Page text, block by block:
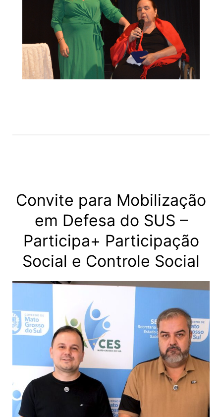
Convite para Mobilização
em Defesa do SUS –
Participa+ Participação
Social e Controle Social